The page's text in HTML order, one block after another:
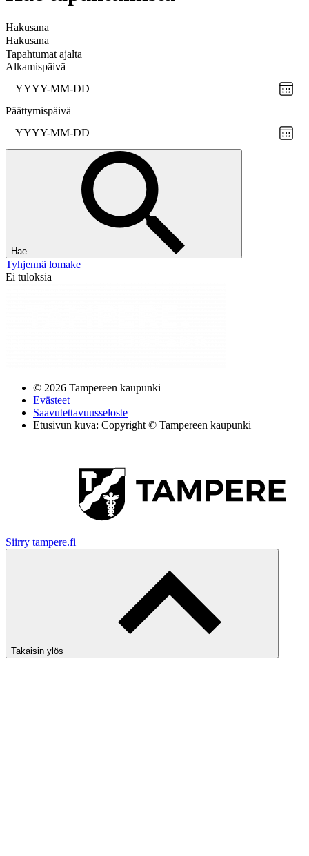
Hakusana
Hakusana
Tapahtumat ajalta
Alkamispäivä
date
Päättymispäivä
date
Hae
Tyhjennä lomake
Ei tuloksia
© 2026 Tampereen kaupunki
Evästeet
Saavutettavuusseloste
Etusivun kuva: Copyright © Tampereen kaupunki
Siirry tampere.fi
Takaisin ylös